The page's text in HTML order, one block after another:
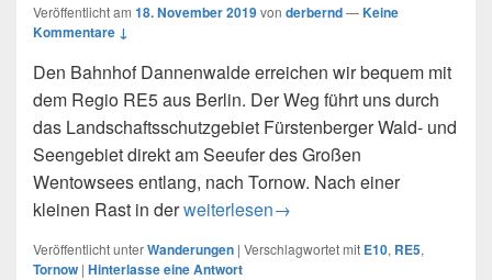
Veröffentlicht am 18. November 2019von derbernd—Keine
Kommentare ↓
Den Bahnhof Dannenwalde erreichen wir bequem mit
dem Regio RE5 aus Berlin. Der Weg führt uns durch
das Landschaftsschutzgebiet Fürstenberger Wald- und
Seengebiet direkt am Seeufer des Großen
Wentowsees entlang, nach Tornow. Nach einer
kleinen Rast in derDannenwalde nach Zehdenick ca. 25
weiterlesen→
Veröffentlicht unterWanderungen | Verschlagwortet mit E10, RE5,
Tornow | Hinterlasse eine Antwort